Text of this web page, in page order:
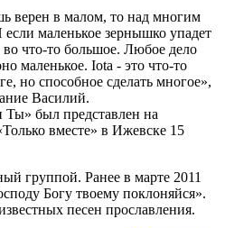
верен в малом, то над многим
маленькое зернышко упадет
что-то большое. Любое дело
маленькое. Iota - это что-то
но способное сделать многое»,
Василий.
был представлен на
вместе» в Ижевске 15
группой. Ранее в марте 2011
Богу твоему поклоняйся».
песен прославления.